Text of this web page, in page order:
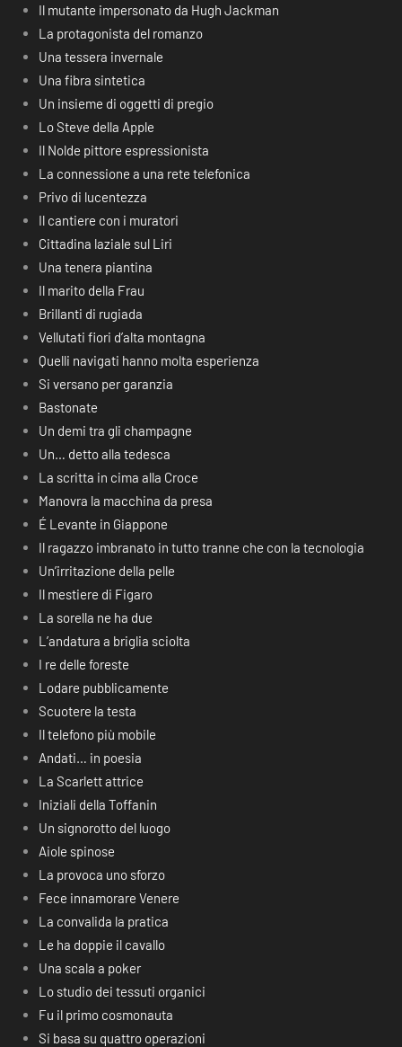
Il mutante impersonato da Hugh Jackman
La protagonista del romanzo
Una tessera invernale
Una fibra sintetica
Un insieme di oggetti di pregio
Lo Steve della Apple
Il Nolde pittore espressionista
La connessione a una rete telefonica
Privo di lucentezza
Il cantiere con i muratori
Cittadina laziale sul Liri
Una tenera piantina
Il marito della Frau
Brillanti di rugiada
Vellutati fiori d’alta montagna
Quelli navigati hanno molta esperienza
Si versano per garanzia
Bastonate
Un demi tra gli champagne
Un… detto alla tedesca
La scritta in cima alla Croce
Manovra la macchina da presa
É Levante in Giappone
Il ragazzo imbranato in tutto tranne che con la tecnologia
Un’irritazione della pelle
Il mestiere di Figaro
La sorella ne ha due
L’andatura a briglia sciolta
I re delle foreste
Lodare pubblicamente
Scuotere la testa
Il telefono più mobile
Andati… in poesia
La Scarlett attrice
Iniziali della Toffanin
Un signorotto del luogo
Aiole spinose
La provoca uno sforzo
Fece innamorare Venere
La convalida la pratica
Le ha doppie il cavallo
Una scala a poker
Lo studio dei tessuti organici
Fu il primo cosmonauta
Si basa su quattro operazioni